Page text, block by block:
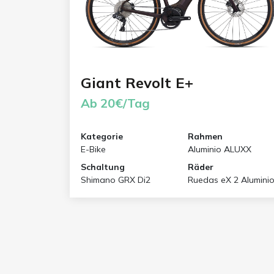
Giant Revolt E+
Ab 20€/Tag
Kategorie
E-Bike
Rahmen
Aluminio ALUXX
Schaltung
Shimano GRX Di2
Räder
Ruedas eX 2 Aluminio